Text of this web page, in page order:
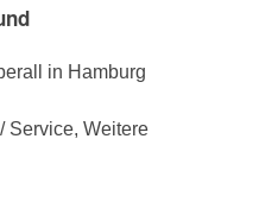
in Hamburg
Service, Weitere